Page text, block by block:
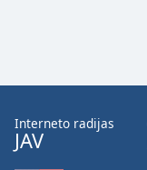
End
dialog
window.
Interneto radijas
JAV